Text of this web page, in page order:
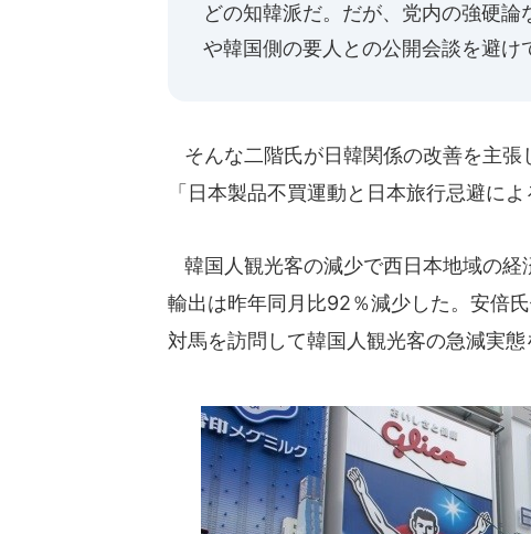
どの知韓派だ。だが、党内の強硬
や韓国側の要人との公開会談を避け
そんな二階氏が日韓関係の改善を主張
「日本製品不買運動と日本旅行忌避に
韓国人観光客の減少で西日本地域の経
輸出は昨年同月比92％減少した。安倍
対馬を訪問して韓国人観光客の急減実